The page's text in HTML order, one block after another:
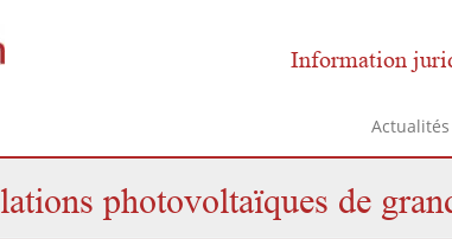
Information
photovoltaïques de